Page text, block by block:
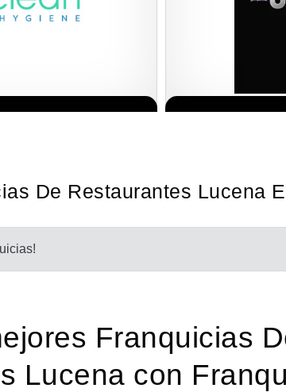
De Restaurantes Lucena
Franquicias
Lucena con